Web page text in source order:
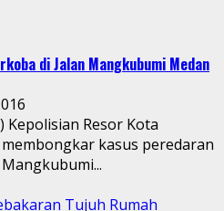
di Jalan Mangkubumi Medan
Kepolisian Resor Kota
kasus peredaran
Tujuh Rumah